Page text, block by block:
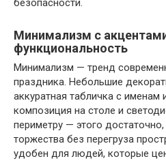
безопасности.
Минимализм с
функциональность
Минимализм — тренд
праздника. Небольшие
аккуратная табличка с именам
композиция на столе и
периметру — этого
торжества без перегруза
удобен для людей, которые